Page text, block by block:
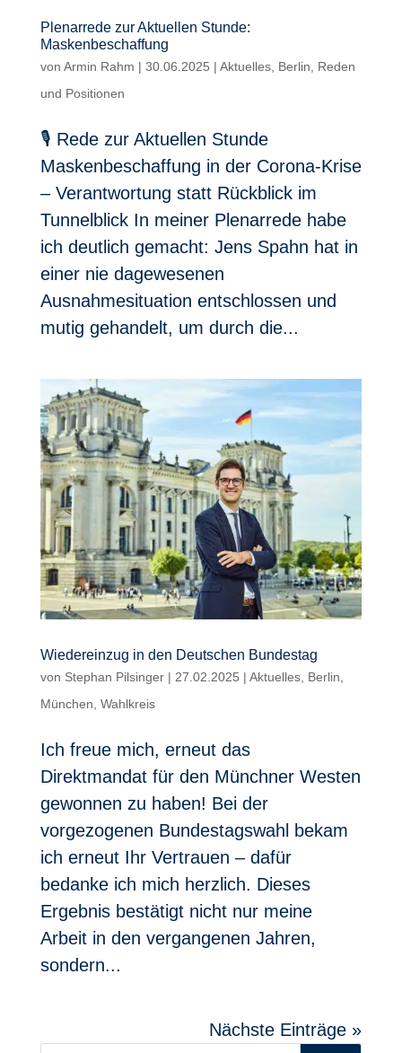
Plenarrede zur Aktuellen Stunde:
Maskenbeschaffung
von Armin Rahm | 30.06.2025 | Aktuelles, Berlin
Reden
und Positionen
🎙 Rede zur Aktuellen Stunde
Maskenbeschaffung in der Corona-Krise
– Verantwortung statt Rückblick im
Tunnelblick In meiner Plenarrede habe
ich deutlich gemacht: Jens Spahn hat in
einer nie dagewesenen
Ausnahmesituation entschlossen und
mutig gehandelt, um durch die...
Wiedereinzug in den Deutschen Bundestag
von Stephan Pilsinger| 27.02.2025 | Aktuelles, Berlin,
München, Wahlkreis
Ich freue mich, erneut das
Direktmandat für den Münchner Westen
gewonnen zu haben! Bei der
vorgezogenen Bundestagswahl bekam
ich erneut Ihr Vertrauen – dafür
bedanke ich mich herzlich. Dieses
Ergebnis bestätigt nicht nur meine
Arbeit in den vergangenen Jahren,
sondern...
Nächste Einträge »